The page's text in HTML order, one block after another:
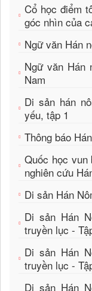
Cổ học điểm
góc nhìn của
Ngữ văn Hán
Ngữ văn Hán
Nam
Di sản hán
yếu, tập 1
Thông báo
Quốc học
nghiên cứu
Di sản Hán
Di sản Hán
truyền lục -
Di sản Hán
truyền lục -
Di sản Hán